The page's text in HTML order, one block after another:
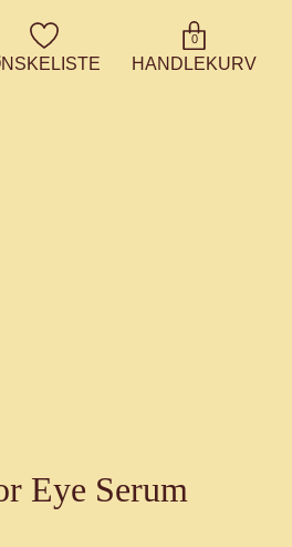
0
HANDLEKURV
Eye Serum